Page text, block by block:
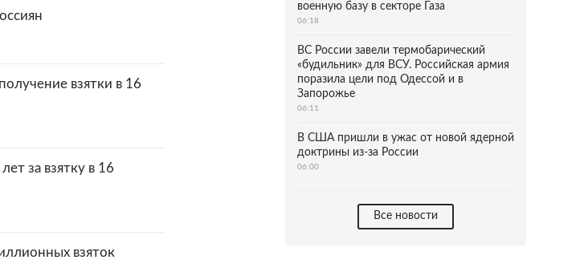
взятки в 16
за взятку в 16
взяток
военную базу в секторе Газа
06:18
ВС России завели термобарический
«будильник» для ВСУ. Российская армия
поразила цели под Одессой и в
Запорожье
06:11
В США пришли в ужас от новой ядерной
доктрины из-за России
06:00
Все новости